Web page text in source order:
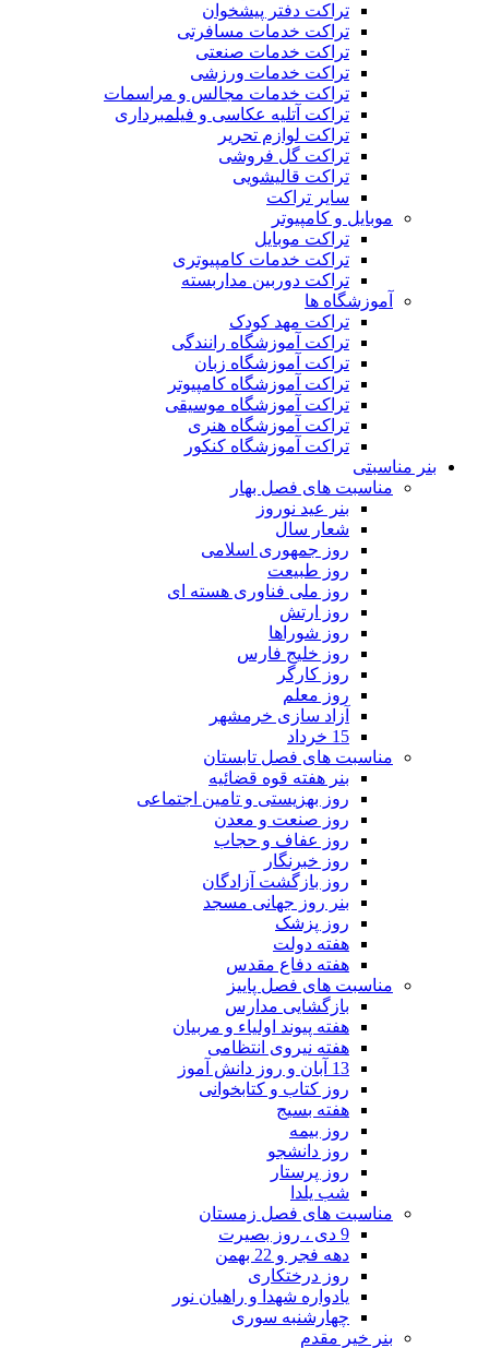
تراکت دفتر پیشخوان
تراکت خدمات مسافرتی
تراکت خدمات صنعتی
تراکت خدمات ورزشی
تراکت خدمات مجالس و مراسمات
تراکت آتلیه عکاسی و فیلمبرداری
تراکت لوازم تحریر
تراکت گل فروشی
تراکت قالیشویی
سایر تراکت
موبایل و کامپیوتر
تراکت موبایل
تراکت خدمات کامپیوتری
تراکت دوربین مداربسته
آموزشگاه ها
تراکت مهد کودک
تراکت آموزشگاه رانندگی
تراکت آموزشگاه زبان
تراکت آموزشگاه کامپیوتر
تراکت آموزشگاه موسیقی
تراکت آموزشگاه هنری
تراکت آموزشگاه کنکور
بنر مناسبتی
مناسبت های فصل بهار
بنر عید نوروز
شعار سال
روز جمهوری اسلامی
روز طبیعت
روز ملی فناوری هسته ای
روز ارتش
روز شوراها
روز خلیج فارس
روز کارگر
روز معلم
آزاد سازی خرمشهر
15 خرداد
مناسبت های فصل تابستان
بنر هفته قوه قضائیه
روز بهزیستی و تامین اجتماعی
روز صنعت و معدن
روز عفاف و حجاب
روز خبرنگار
روز بازگشت آزادگان
بنر روز جهانی مسجد
روز پزشک
هفته دولت
هفته دفاع مقدس
مناسبت های فصل پاییز
بازگشایی مدارس
هفته پیوند اولیاء و مربیان
هفته نیروی انتظامی
13 آبان و روز دانش آموز
روز کتاب و کتابخوانی
هفته بسیج
روز بیمه
روز دانشجو
روز پرستار
شب یلدا
مناسبت های فصل زمستان
9 دی ، روز بصیرت
دهه فجر و 22 بهمن
روز درختکاری
یادواره شهدا و راهیان نور
چهارشنبه سوری
بنر خیر مقدم